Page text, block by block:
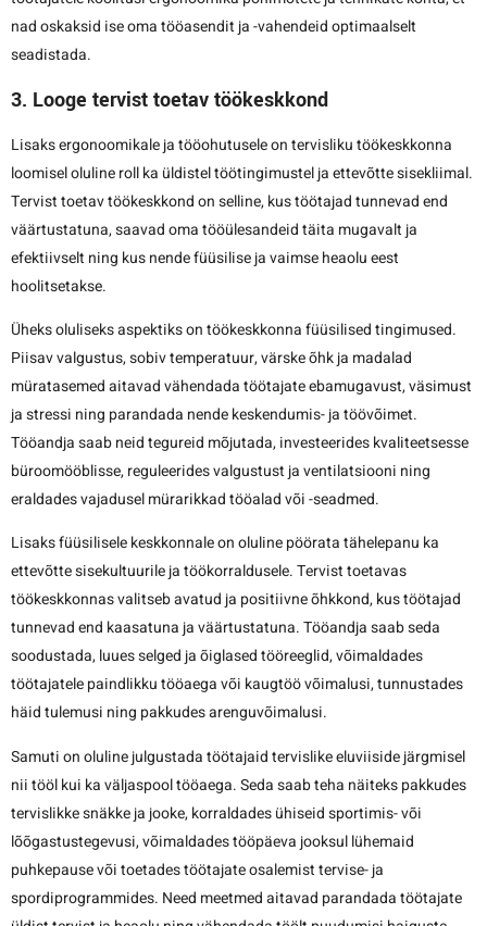
nad oskaksid ise oma tööasendit ja -vahendeid optimaalselt
seadistada.
3. Looge tervist toetav töökeskkond
Lisaks ergonoomikale ja tööohutusele on tervisliku töökeskkonna
loomisel oluline roll ka üldistel töötingimustel ja ettevõtte sisekliimal.
Tervist toetav töökeskkond on selline, kus töötajad tunnevad end
väärtustatuna, saavad oma tööülesandeid täita mugavalt ja
efektiivselt ning kus nende füüsilise ja vaimse heaolu eest
hoolitsetakse.
Üheks oluliseks aspektiks on töökeskkonna füüsilised tingimused.
Piisav valgustus, sobiv temperatuur, värske õhk ja madalad
müratasemed aitavad vähendada töötajate ebamugavust, väsimust
ja stressi ning parandada nende keskendumis- ja töövõimet.
Tööandja saab neid tegureid mõjutada, investeerides kvaliteetsesse
büroomööblisse, reguleerides valgustust ja ventilatsiooni ning
eraldades vajadusel mürarikkad tööalad või -seadmed.
Lisaks füüsilisele keskkonnale on oluline pöörata tähelepanu ka
ettevõtte sisekultuurile ja töökorraldusele. Tervist toetavas
töökeskkonnas valitseb avatud ja positiivne õhkkond, kus töötajad
tunnevad end kaasatuna ja väärtustatuna. Tööandja saab seda
soodustada, luues selged ja õiglased tööreeglid, võimaldades
töötajatele paindlikku tööaega või kaugtöö võimalusi, tunnustades
häid tulemusi ning pakkudes arenguvõimalusi.
Samuti on oluline julgustada töötajaid tervislike eluviiside järgmisel
nii tööl kui ka väljaspool tööaega. Seda saab teha näiteks pakkudes
tervislikke snäkke ja jooke, korraldades ühiseid sportimis- või
lõõgastustegevusi, võimaldades tööpäeva jooksul lühemaid
puhkepause või toetades töötajate osalemist tervise- ja
spordiprogrammides. Need meetmed aitavad parandada töötajate